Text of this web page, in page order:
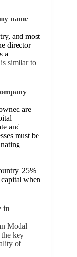
name
and most
director
a
similar to
are
and
must be
25%
when
in
Modal
key
of